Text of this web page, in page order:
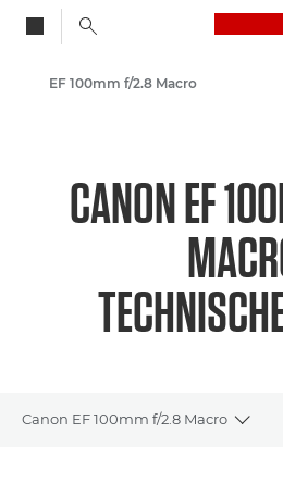
EF 100mm f/2.8 Macro
CANON EF
Canon EF 100mm f/2.8 Macro